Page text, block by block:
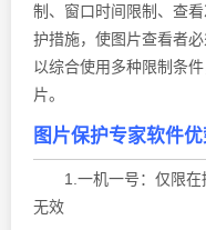
制、窗口时间限制、查
护措施，使图片查看者
以综合使用多种限制条件
片。
图片保护专家软件
1.一机一号：仅限在
无效